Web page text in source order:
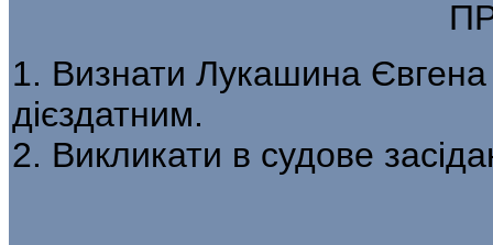
1. Визнати Лукашина
дієздатним.
2. Викликати в судове